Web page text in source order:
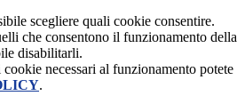
scegliere quali cookie consentire.
che consentono il funzionamento della
disabilitarli.
necessari al funzionamento potete
.